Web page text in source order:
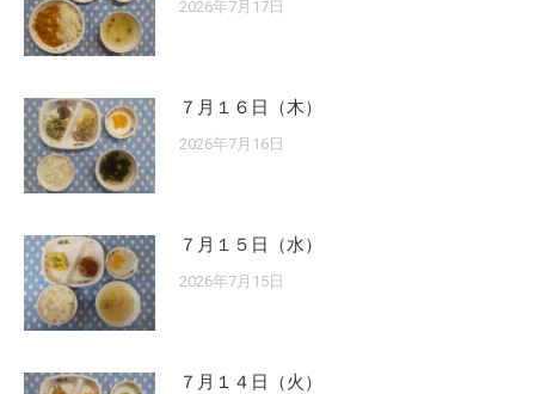
2026年7月17日
７月１６日（木）
2026年7月16日
７月１５日（水）
2026年7月15日
７月１４日（火）